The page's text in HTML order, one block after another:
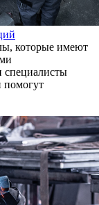
которые имеют
специалисты
помогут